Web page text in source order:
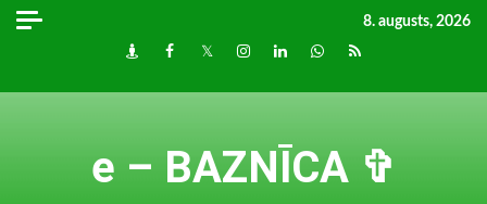
Skip
8. augusts, 2026
DraugiemFacebook
TwitterInstagram
LinkedInwhatsapp
RSS
e – BAZNĪCA ✞